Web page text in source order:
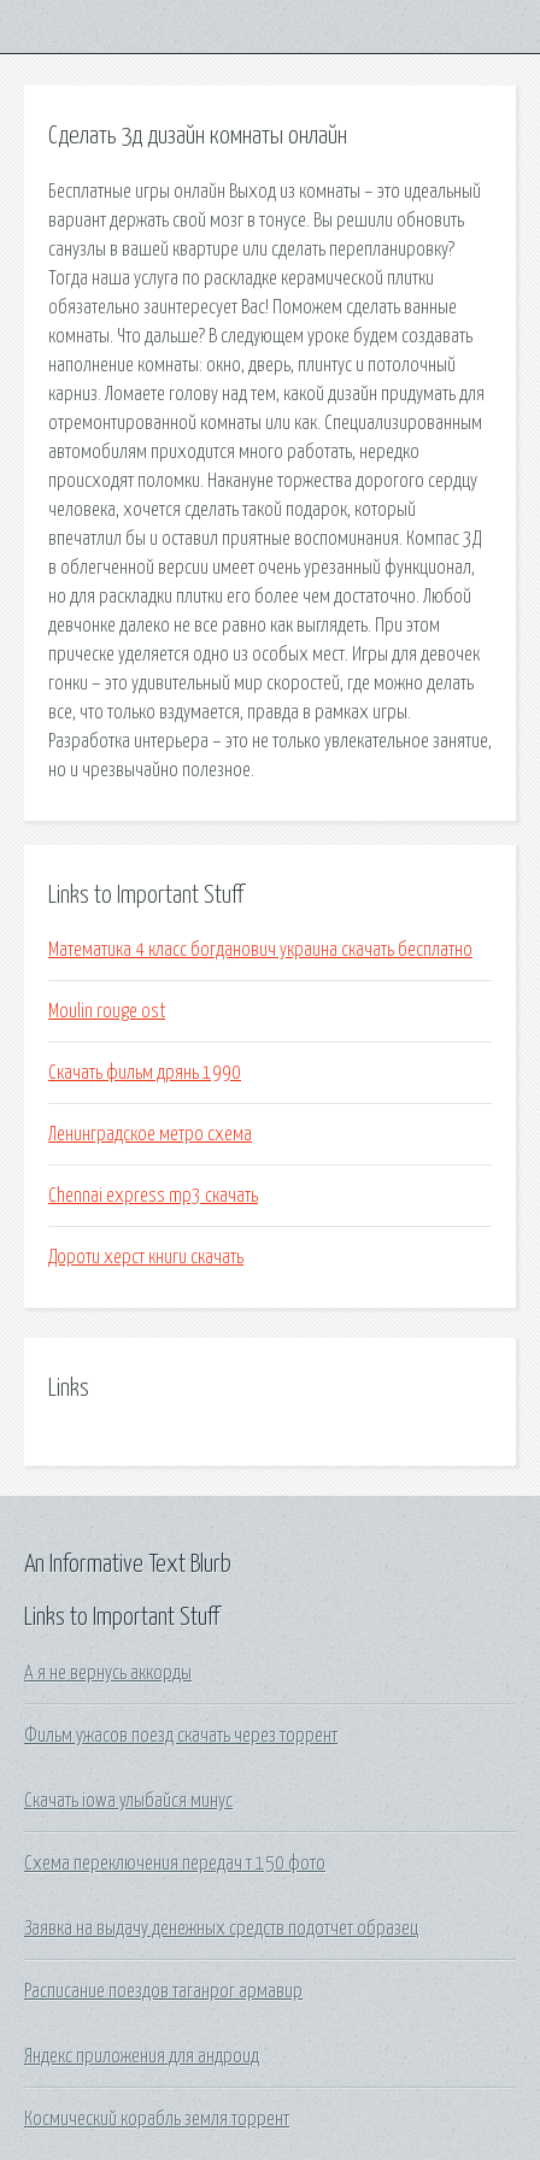
Сделать 3д дизайн комнаты онлайн
Бесплатные игры онлайн Выход из комнаты – это идеальный
вариант держать свой мозг в тонусе. Вы решили обновить
санузлы в вашей квартире или сделать перепланировку?
Тогда наша услуга по раскладке керамической плитки
обязательно заинтересует Вас! Поможем сделать ванные
комнаты. Что дальше? В следующем уроке будем создавать
наполнение комнаты: окно, дверь, плинтус и потолочный
карниз. Ломаете голову над тем, какой дизайн придумать для
отремонтированной комнаты или как. Специализированным
автомобилям приходится много работать, нередко
происходят поломки. Накануне торжества дорогого сердцу
человека, хочется сделать такой подарок, который
впечатлил бы и оставил приятные воспоминания. Компас 3Д
в облегченной версии имеет очень урезанный функционал,
но для раскладки плитки его более чем достаточно. Любой
девчонке далеко не все равно как выглядеть. При этом
прическе уделяется одно из особых мест. Игры для девочек
гонки – это удивительный мир скоростей, где можно делать
все, что только вздумается, правда в рамках игры.
Разработка интерьера – это не только увлекательное занятие,
но и чрезвычайно полезное.
Links to Important Stuff
Математика 4 класс богданович украина скачать бесплатно
Moulin rouge ost
Скачать фильм дрянь 1990
Ленинградское метро схема
Chennai express mp3 скачать
Дороти херст книги скачать
Links
Links to Important Stuff
А я не вернусь аккорды
Фильм ужасов поезд скачать через торрент
Скачать iowa улыбайся минус
Схема переключения передач т 150 фото
Заявка на выдачу денежных средств подотчет образец
Расписание поездов таганрог армавир
Яндекс приложения для андроид
Космический корабль земля торрент
An Informative Text Blurb